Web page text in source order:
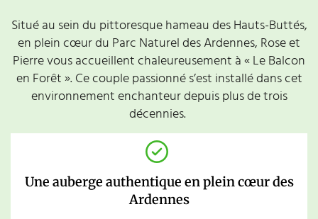
Situé au sein du pittoresque hameau des Hauts-Buttés,
en plein cœur du Parc Naturel des Ardennes, Rose et
Pierre vous accueillent chaleureusement à « Le Balcon
en Forêt ». Ce couple passionné s’est installé dans cet
environnement enchanteur depuis plus de trois
décennies.
Une auberge authentique en plein cœur des
Ardennes